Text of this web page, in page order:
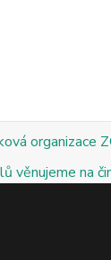
organizace
věnujeme na